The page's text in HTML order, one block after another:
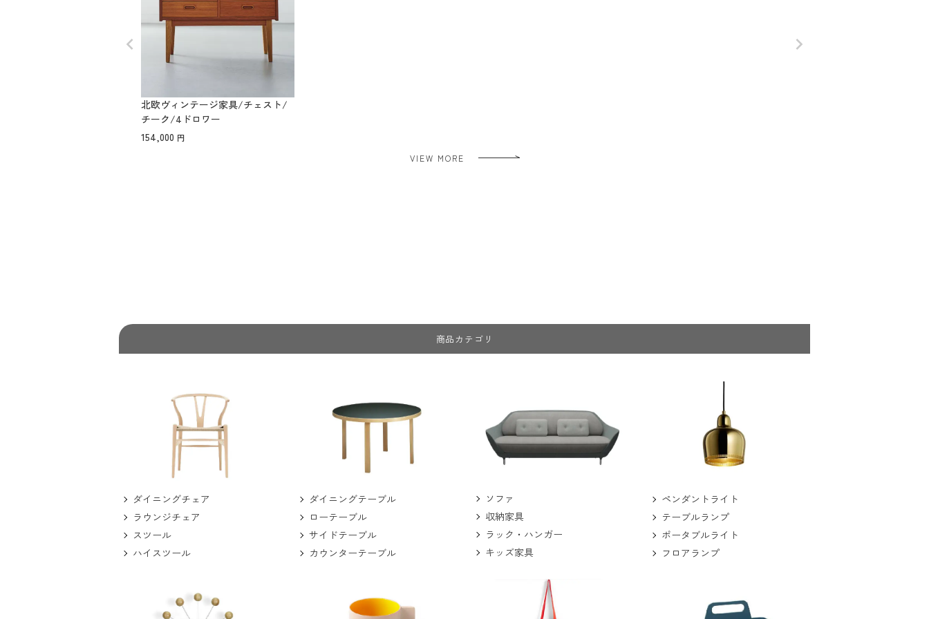
北欧ヴィンテージ家具/チェスト/
チーク/4ドロワー
154,000
VIEW MORE
商品カテゴリ
ダイニングチェア
ラウンジチェア
スツール
ハイスツール
ダイニングテーブル
ローテーブル
サイドテーブル
カウンターテーブル
ソファ
収納家具
ラック・ハンガー
キッズ家具
ペンダントライト
テーブルランプ
ポータブルライト
フロアランプ